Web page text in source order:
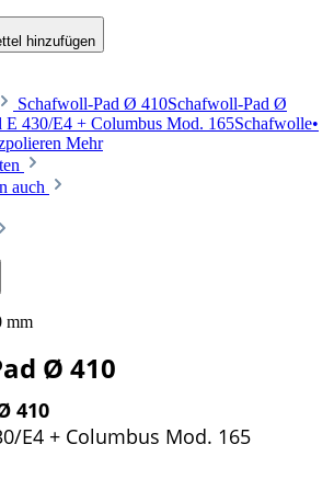
hinzufügen
Schafwoll-Pad Ø 410Schafwoll-Pad Ø
E 430/E4 + Columbus Mod. 165Schafwolle•
Mehr
auch
mm
Ø 410
410
E4 + Columbus Mod. 165